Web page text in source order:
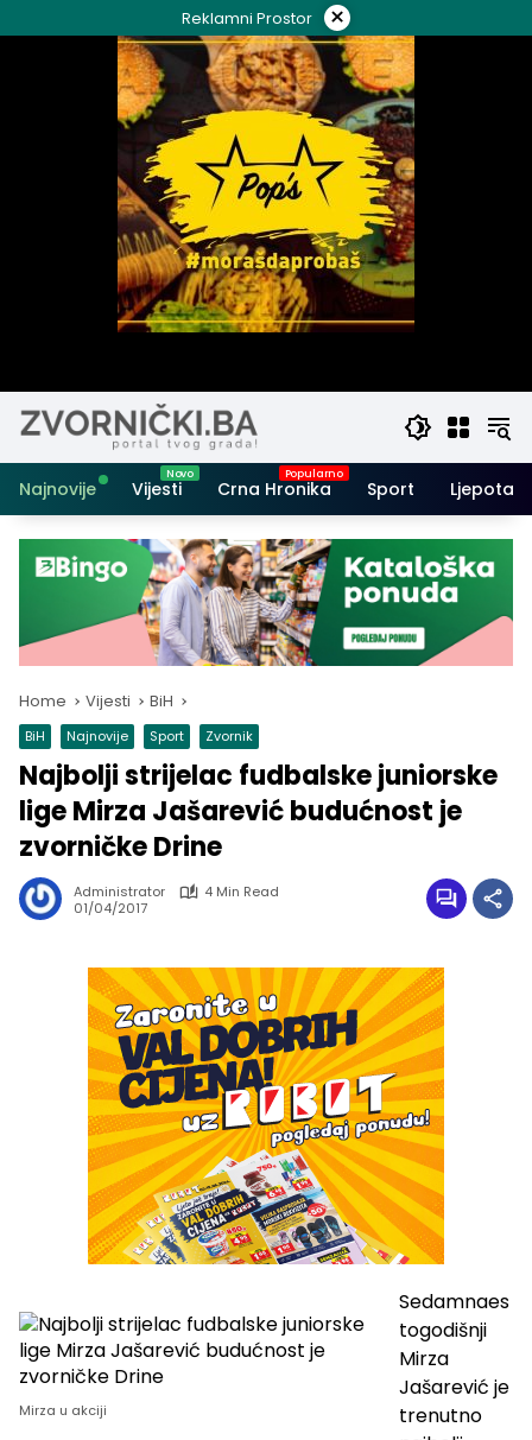
to
Reklamni Prostor ×
Najnovije Vijesti Crna Hronika Sport Ljepota i
Home Vijesti BiH
BiH Najnovije Sport Zvornik
Najbolji strijelac fudbalske juniorske
lige Mirza Jašarević budućnost je
zvorničke Drine
Administrator
4 Min Read
01/04/2017
Mirza u akciji
Sedamnaes
togodišnji
Mirza
Jašarević je
trenutno